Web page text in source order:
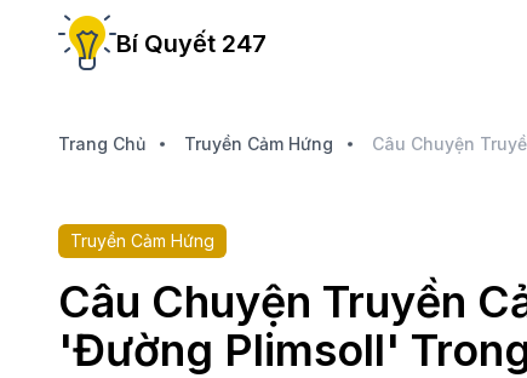
Bí Quyết 247
Trang Chủ Truyền Cảm Hứng
Truyền Cảm Hứng
Câu Chuyện Truyền
'Đường Plimsoll'